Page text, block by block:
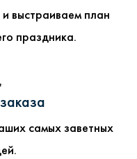
выстраиваем план
праздника.
самых заветных